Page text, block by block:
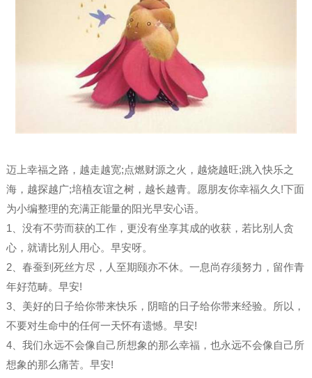
迈上幸福之路，越走越宽;点燃财源之火，越烧越旺;跳入快乐之
海，越探越广;培植友谊之树，越长越青。愿朋友你幸福久久!下面
为小编整理的充满正能量的阳光早安心语。
1、没有不劳而获的工作，更没有坐享其成的收获，若比别人贪
心，就请比别人用心。早安呀。
2、春蚕到死丝方尽，人至期颐亦不休。一息尚存须努力，留作青
年好范畴。早安!
3、美好的日子给你带来快乐，阴暗的日子给你带来经验。所以，
不要对生命中的任何一天怀有遗憾。早安!
4、我们永远不会像自己所想象的那么幸福，也永远不会像自己所
想象的那么痛苦。早安!